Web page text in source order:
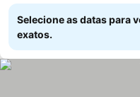
Selecione as datas para
exatos.